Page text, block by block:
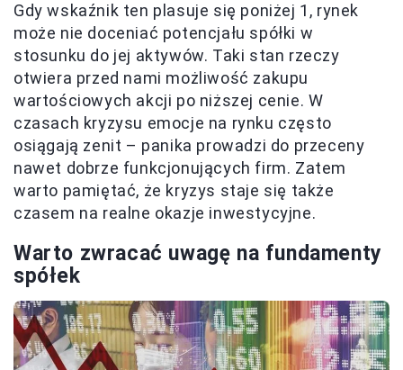
Gdy wskaźnik ten plasuje się poniżej 1, rynek
może nie doceniać potencjału spółki w
stosunku do jej aktywów. Taki stan rzeczy
otwiera przed nami możliwość zakupu
wartościowych akcji po niższej cenie. W
czasach kryzysu emocje na rynku często
osiągają zenit – panika prowadzi do przeceny
nawet dobrze funkcjonujących firm. Zatem
warto pamiętać, że kryzys staje się także
czasem na realne okazje inwestycyjne.
Warto zwracać uwagę na fundamenty
spółek